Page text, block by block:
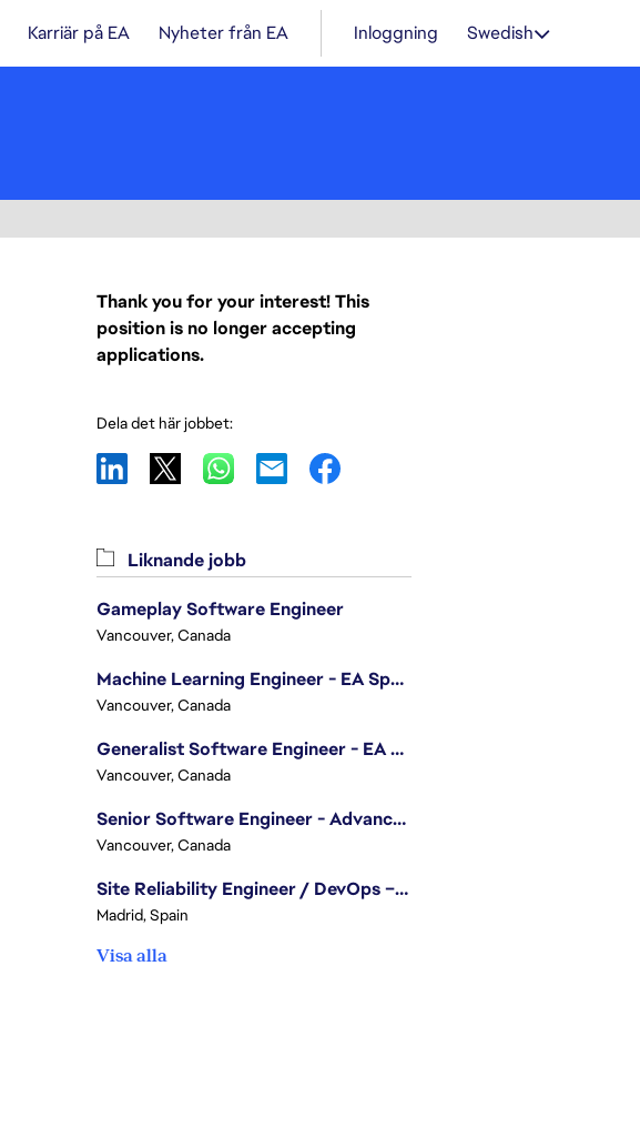
Karriär på EA Nyheter från EA Inloggning Swedish
Thank you for your interest! This
position is no longer accepting
applications.
Dela det här jobbet:
Liknande jobb
Gameplay Software Engineer
Vancouver, Canada
Machine Learning Engineer - EA Sports FC
Vancouver, Canada
Generalist Software Engineer - EA Sports FC
Vancouver, Canada
Senior Software Engineer - Advanced Technology Group
Vancouver, Canada
Site Reliability Engineer / DevOps – Localization
Madrid, Spain
Visa alla